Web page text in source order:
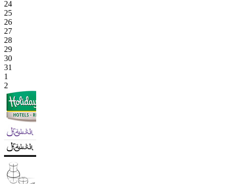
24
25
26
27
28
29
30
31
1
2